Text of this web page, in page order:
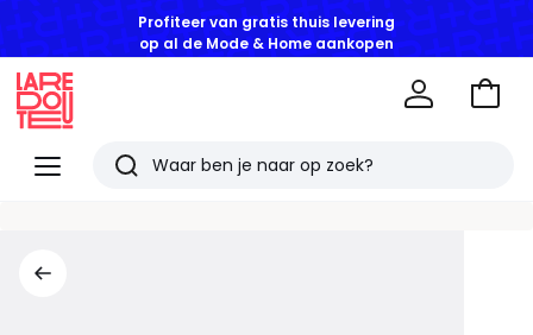
Profiteer van gratis thuis levering
op al de Mode & Home aankopen
Menu
Redoute
Zoeken
Naar